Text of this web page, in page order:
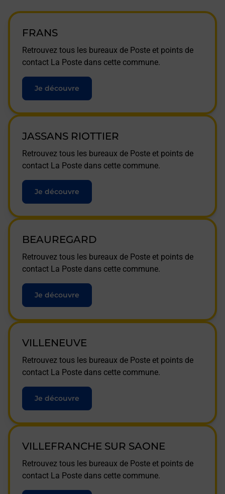
FRANS
Retrouvez tous les bureaux de Poste et points de
contact La Poste dans cette commune.
Je découvre
JASSANS RIOTTIER
Retrouvez tous les bureaux de Poste et points de
contact La Poste dans cette commune.
Je découvre
BEAUREGARD
Retrouvez tous les bureaux de Poste et points de
contact La Poste dans cette commune.
Je découvre
VILLENEUVE
Retrouvez tous les bureaux de Poste et points de
contact La Poste dans cette commune.
Je découvre
VILLEFRANCHE SUR SAONE
Retrouvez tous les bureaux de Poste et points de
contact La Poste dans cette commune.